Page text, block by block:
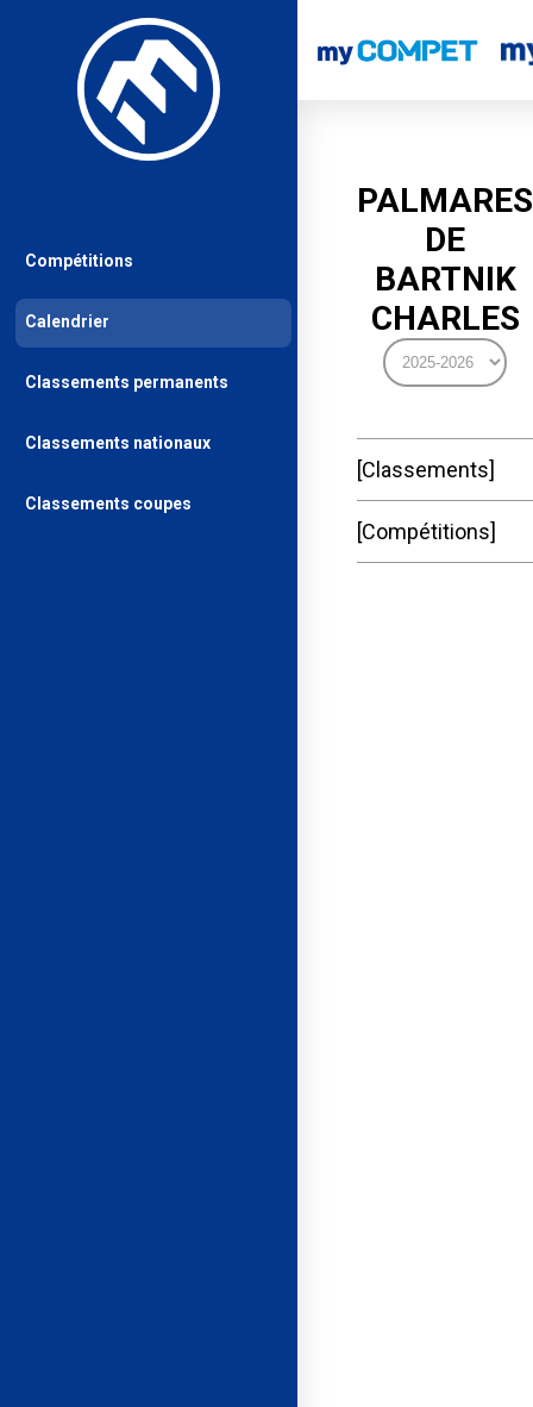
PALMARES
DE
BARTNIK
CHARLES
Classements
Compétitions
Compétitions
Calendrier
Classements permanents
Classements nationaux
Classements coupes